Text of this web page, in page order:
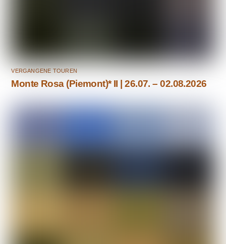
VERGANGENE TOUREN
Monte Rosa (Piemont)* II | 26.07. – 02.08.2026